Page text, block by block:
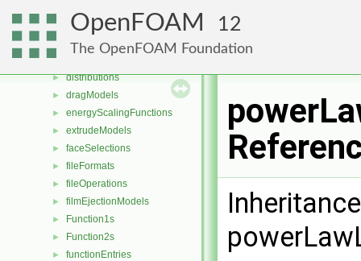
OpenFOAM 12
The OpenFOAM Foundation
► decompositionMethods
► diameterModels
►
► distributions
► dragModels
► energyScalingFunctions
► extrudeModels
► faceSelections
► fileFormats
► fileOperations
► filmEjectionModels
► Function1s
► Function2s
► functionEntries